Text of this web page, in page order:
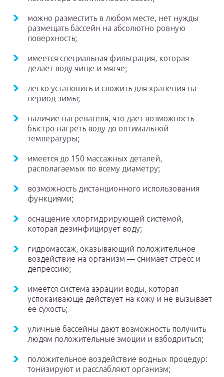
можно разместить в любом месте, нет нужды
размещать бассейн на абсолютно ровную
поверхность;
имеется специальная фильтрация, которая
делает воду чище и мягче;
легко установить и сложить для хранения на
период зимы;
наличие нагревателя, что дает возможность
быстро нагреть воду до оптимальной
температуры;
имеется до 150 массажных деталей,
располагаемых по всему диаметру;
возможность дистанционного использования
функциями;
оснащение хлоргидрирующей системой,
которая дезинфицирует воду;
гидромассаж, оказывающий положительное
воздействие на организм — снимает стресс и
депрессию;
имеется система аэрации воды, которая
успокаивающе действует на кожу и не вызывает
ее сухость;
уличные бассейны дают возможность получить
людям положительные эмоции и взбодриться;
положительное воздействие водных процедур:
тонизируют и расслабляют организм;